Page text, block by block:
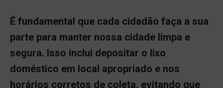
É fundamental que cada cidadão faça a sua
parte para manter nossa cidade limpa e
segura. Isso inclui depositar o lixo
doméstico em local apropriado e nos
horários corretos de coleta, evitando que